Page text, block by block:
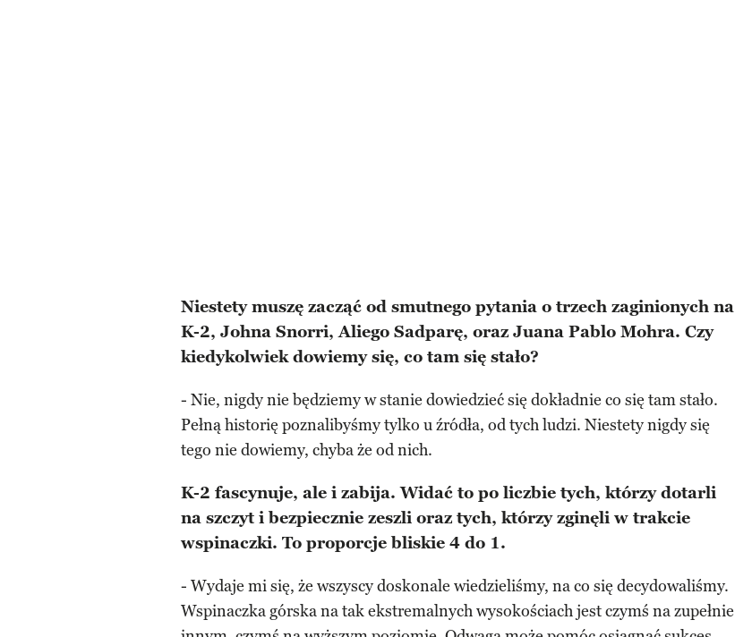
Niestety muszę zacząć od smutnego pytania o trzech zaginionych na
K-2, Johna Snorri, Aliego Sadparę, oraz Juana Pablo Mohra. Czy
kiedykolwiek dowiemy się, co tam się stało?
- Nie, nigdy nie będziemy w stanie dowiedzieć się dokładnie co się tam stało.
Pełną historię poznalibyśmy tylko u źródła, od tych ludzi. Niestety nigdy się
tego nie dowiemy, chyba że od nich.
K-2 fascynuje, ale i zabija. Widać to po liczbie tych, którzy dotarli
na szczyt i bezpiecznie zeszli oraz tych, którzy zginęli w trakcie
wspinaczki. To proporcje bliskie 4 do 1.
- Wydaje mi się, że wszyscy doskonale wiedzieliśmy, na co się decydowaliśmy.
Wspinaczka górska na tak ekstremalnych wysokościach jest czymś na zupełnie